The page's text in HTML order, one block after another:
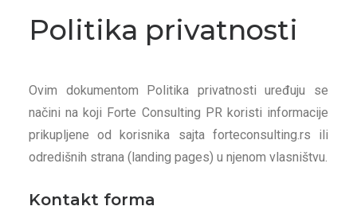
Politika privatnosti
Ovim dokumentom Politika privatnosti uređuju se
načini na koji Forte Consulting PR koristi informacije
prikupljene od korisnika sajta forteconsulting.rs ili
odredišnih strana (landing pages) u njenom vlasništvu.
Kontakt forma